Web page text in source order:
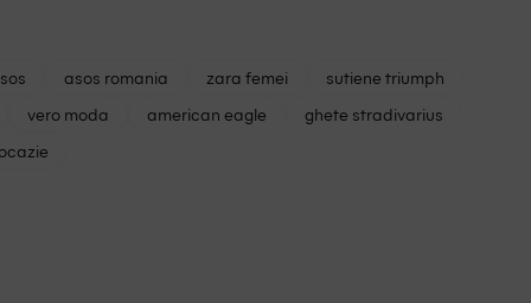
asos romania zara femei
sutiene triumph
vero moda american eagle
ghete stradivarius